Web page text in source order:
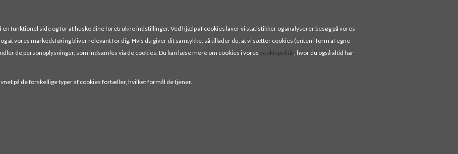
funktionel side og for at huske dine foretrukne indstillinger. Ved hjælp af cookies laver vi statistikker og analyserer besøg på vores
at vores markedsføring bliver relevant for dig. Hvis du giver dit samtykke, så tillader du, at vi sætter cookies (enten i form af egne
de personoplysninger, som indsamles via de cookies. Du kan læse mere om cookies i vores cookiepolitik, hvor du også altid har
på de forskellige typer af cookies fortæller, hvilket formål de tjener.
245,00DKK